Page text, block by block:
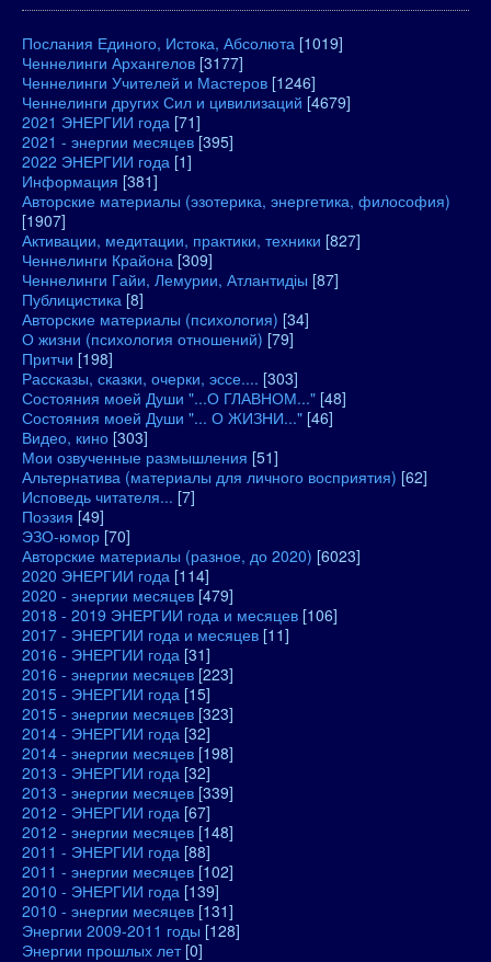
Послания Единого, Истока, Абсолюта [1019]
Ченнелинги Архангелов [3177]
Ченнелинги Учителей и Мастеров [1246]
Ченнелинги других Сил и цивилизаций [4679]
2021 ЭНЕРГИИ года [71]
2021 - энергии месяцев [395]
2022 ЭНЕРГИИ года [1]
Информация [381]
Авторские материалы (эзотерика, энергетика, философия)
[1907]
Активации, медитации, практики, техники [827]
Ченнелинги Крайона [309]
Ченнелинги Гайи, Лемурии, Атлантидіы [87]
Публицистика [8]
Авторские материалы (психология) [34]
О жизни (психология отношений) [79]
Притчи [198]
Рассказы, сказки, очерки, эссе.... [303]
Состояния моей Души "...О ГЛАВНОМ..." [48]
Состояния моей Души "... О ЖИЗНИ..." [46]
Видео, кино [303]
Мои озвученные размышления [51]
Альтернатива (материалы для личного восприятия) [62]
Исповедь читателя... [7]
Поэзия [49]
ЭЗО-юмор [70]
Авторские материалы (разное, до 2020) [6023]
2020 ЭНЕРГИИ года [114]
2020 - энергии месяцев [479]
2018 - 2019 ЭНЕРГИИ года и месяцев [106]
2017 - ЭНЕРГИИ года и месяцев [11]
2016 - ЭНЕРГИИ года [31]
2016 - энергии месяцев [223]
2015 - ЭНЕРГИИ года [15]
2015 - энергии месяцев [323]
2014 - ЭНЕРГИИ года [32]
2014 - энергии месяцев [198]
2013 - ЭНЕРГИИ года [32]
2013 - энергии месяцев [339]
2012 - ЭНЕРГИИ года [67]
2012 - энергии месяцев [148]
2011 - ЭНЕРГИИ года [88]
2011 - энергии месяцев [102]
2010 - ЭНЕРГИИ года [139]
2010 - энергии месяцев [131]
Энергии 2009-2011 годы [128]
Энергии прошлых лет [0]